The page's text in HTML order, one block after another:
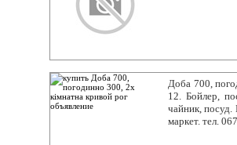
Доба 700,
12. Бойлер,
чайник, посуд.
маркет. тел.